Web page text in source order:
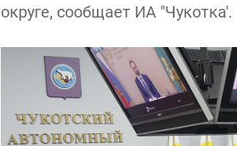
округе, сообщает ИА "Чукотка'.